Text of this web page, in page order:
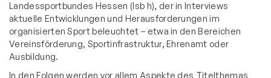
Landessportbundes Hessen (lsb h), der in Interviews
aktuelle Entwicklungen und Herausforderungen im
organisierten Sport beleuchtet – etwa in den Bereichen
Vereinsförderung, Sportinfrastruktur, Ehrenamt oder
Ausbildung.
In den Folgen werden vor allem Aspekte des Titelthemas